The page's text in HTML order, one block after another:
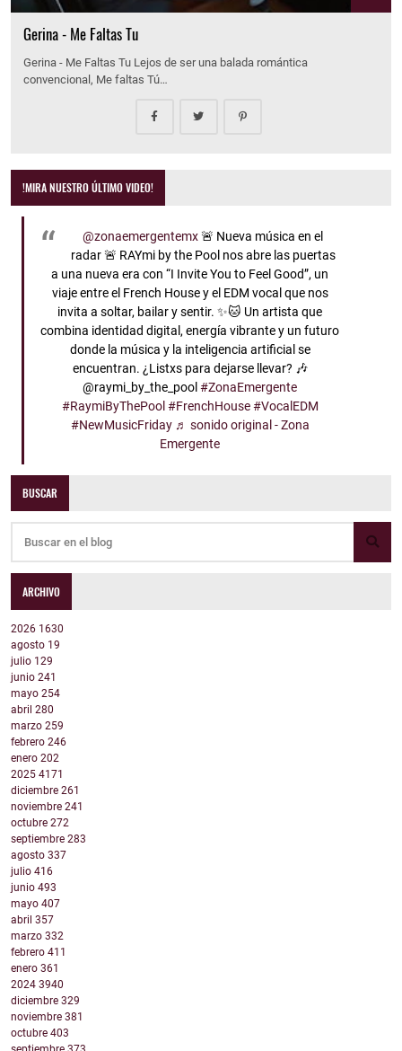
Gerina - Me Faltas Tu
Gerina - Me Faltas Tu Lejos de ser una balada romántica
convencional, Me faltas Tú…
!MIRA NUESTRO ÚLTIMO VIDEO!
@zonaemergentemx🚨 Nueva música en el
radar 🚨 RAYmi by the Pool nos abre las puertas
a una nueva era con “I Invite You to Feel Good”, un
viaje entre el French House y el EDM vocal que nos
invita a soltar, bailar y sentir. ✨🐱 Un artista que
combina identidad digital, energía vibrante y un futuro
donde la música y la inteligencia artificial se
encuentran. ¿Listxs para dejarse llevar? 🎶
@raymi_by_the_pool #ZonaEmergente
#RaymiByThePool #FrenchHouse #VocalEDM
#NewMusicFriday ♬ sonido original - Zona
Emergente
BUSCAR
ARCHIVO
2026 1630
agosto 19
julio 129
junio 241
mayo 254
abril 280
marzo 259
febrero 246
enero 202
2025 4171
diciembre 261
noviembre 241
octubre 272
septiembre 283
agosto 337
julio 416
junio 493
mayo 407
abril 357
marzo 332
febrero 411
enero 361
2024 3940
diciembre 329
noviembre 381
octubre 403